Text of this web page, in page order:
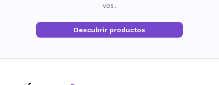
vos.
Descubrir productos